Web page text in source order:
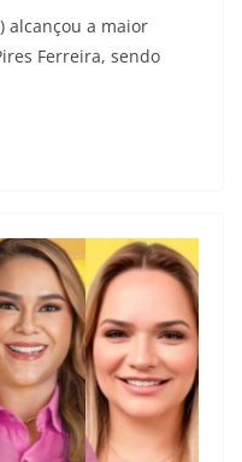
alcançou a maior
Ferreira, sendo